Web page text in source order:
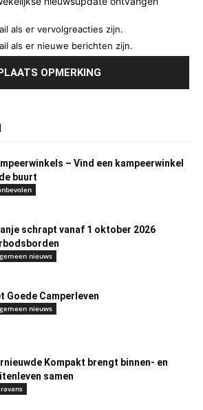
als er vervolgreacties zijn.
als er nieuwe berichten zijn.
– Vind een kampeerwinkel
buurt
schrapt vanaf 1 oktober 2026
nieuws
Goede Camperleven
nieuws
Kompakt brengt binnen- en
samen